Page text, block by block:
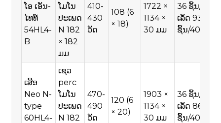
ໂອ ເອັນ-
ໄທທ໌
54HL4-
B
ໂມໂນ
ປະເພດ
N 182
× 182
ມມ
410-
430
ວັດ
108 (6
× 18)
1722 ×
1134 ×
30 ມມ
36 ຊິ້ນ/ພາ
ເລັດ 936
ຊິ້ນ/40HQ
ເສືອ
Neo N-
type
60HL4-
ເຊວ
perc
ໂມໂນ
ປະເພດ
N 182
470-
490
ວັດ
120 (6
× 20)
1903 ×
1134 ×
30 ມມ
36 ຊິ້ນ/ພາ
ເລັດ 864
ຊິ້ນ/40HQ